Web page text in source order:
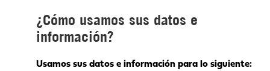
¿Cómo usamos sus datos e
información?
Usamos sus datos e información para lo siguiente: